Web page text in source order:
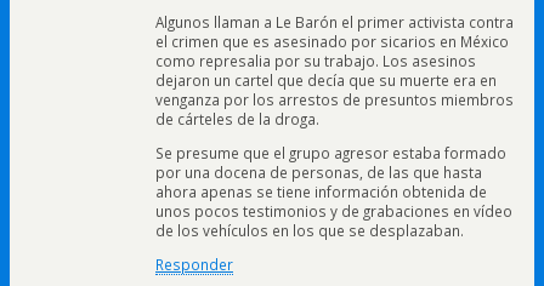
Algunos llaman a Le Barón el primer activista contra
el crimen que es asesinado por sicarios en México
como represalia por su trabajo. Los asesinos
dejaron un cartel que decía que su muerte era en
venganza por los arrestos de presuntos miembros
de cárteles de la droga.
Se presume que el grupo agresor estaba formado
por una docena de personas, de las que hasta
ahora apenas se tiene información obtenida de
unos pocos testimonios y de grabaciones en vídeo
de los vehículos en los que se desplazaban.
Responder